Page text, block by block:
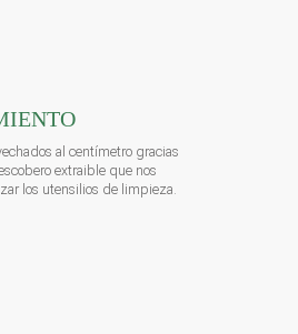
al centímetro gracias
extraible que nos
los utensilios de limpieza.